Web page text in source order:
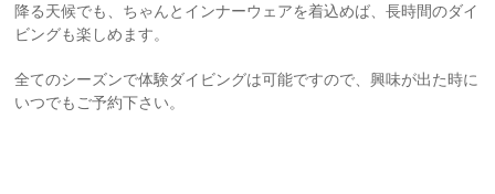
降る天候でも、ちゃんとインナーウェアを着込めば、長時間のダイ
ビングも楽しめます。
全てのシーズンで体験ダイビングは可能ですので、興味が出た時に
いつでもご予約下さい。